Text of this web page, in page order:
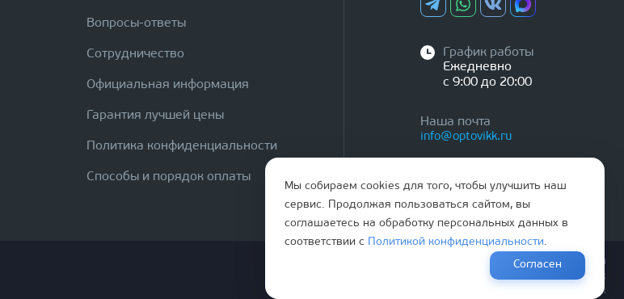
Вопросы-ответы
Сотрудничество
Официальная информация
Гарантия лучшей цены
Политика конфиденциальности
Способы и порядок оплаты
График работы
Ежедневно
с 9:00 до 20:00
Наша почта
info@optovikk.ru
Правила эксплутации входных и межкомнатных дверей
Политика обработки персональных данных
Согласие на обработку персональных данных
Мы собираем cookies для того, чтобы улучшить наш
сервис. Продолжая пользоваться сайтом, вы
соглашаетесь на обработку персональных данных в
соответствии с
Политикой конфиденциальности.
Согласен